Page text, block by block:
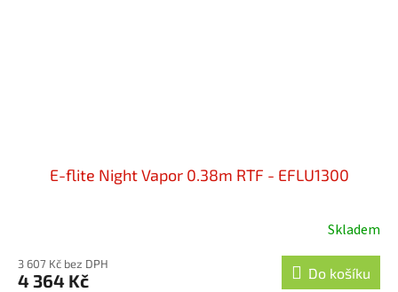
E-flite Night Vapor 0.38m RTF - EFLU1300
Skladem
3 607 Kč bez DPH
4 364 Kč Do košíku